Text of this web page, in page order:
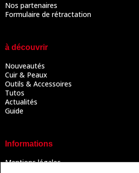
Nos partenaires
Formulaire de rétractation
à découvrir
Nouveautés
Cuir & Peaux
Outils & Accessoires
Tutos
Actualités
Guide
Informations
Mentions légales